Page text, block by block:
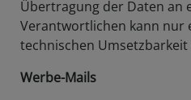
Übertragung der Daten an
Verantwortlichen kann nur
technischen Umsetzbarkeit
Werbe-Mails